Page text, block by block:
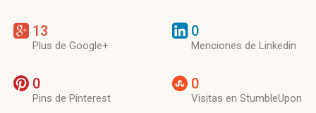
13
Plus de Google+
0
Menciones de Linkedin
0
Pins de Pinterest
0
Visitas en StumbleUpon